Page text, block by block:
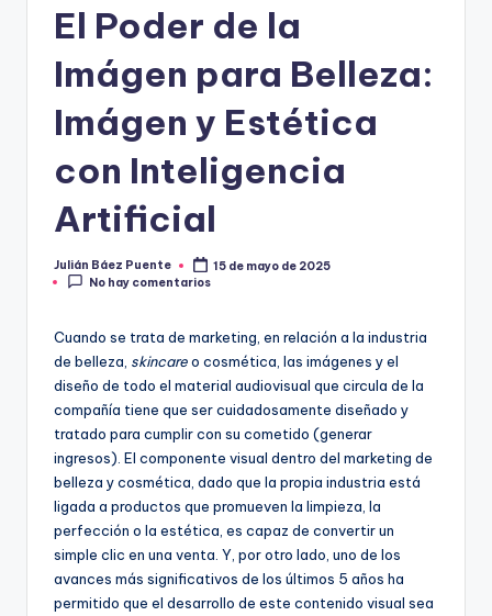
El Poder de la
Imágen para Belleza:
Imágen y Estética
con Inteligencia
Artificial
Publicado
por
Julián Báez Puente
15 de mayo de 2025
No hay comentarios
Cuando se trata de marketing, en relación a la industria
de belleza, skincareo cosmética, las imágenes y el
diseño de todo el material audiovisual que circula de la
compañía tiene que ser cuidadosamente diseñado y
tratado para cumplir con su cometido (generar
ingresos). El componente visual dentro del marketing de
belleza y cosmética, dado que la propia industria está
ligada a productos que promueven la limpieza, la
perfección o la estética, es capaz de convertir un
simple clic en una venta. Y, por otro lado, uno de los
avances más significativos de los últimos 5 años ha
permitido que el desarrollo de este contenido visual sea